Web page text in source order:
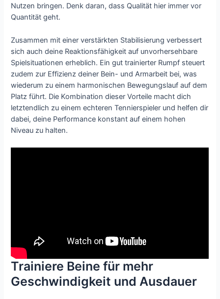
Nutzen bringen. Denk daran, dass Qualität hier immer vor
Quantität geht.
Zusammen mit einer verstärkten Stabilisierung verbessert
sich auch deine Reaktionsfähigkeit auf unvorhersehbare
Spielsituationen erheblich. Ein gut trainierter Rumpf steuert
zudem zur Effizienz deiner Bein- und Armarbeit bei, was
wiederum zu einem harmonischen Bewegungslauf auf dem
Platz führt. Die Kombination dieser Vorteile macht dich
letztendlich zu einem echteren Tennierspieler und helfen dir
dabei, deine Performance konstant auf einem hohen
Niveau zu halten.
Trainiere Beine für mehr
Geschwindigkeit und Ausdauer